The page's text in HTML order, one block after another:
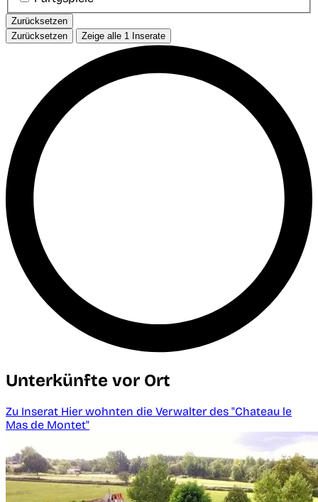
Zurücksetzen
Zurücksetzen
Zeige alle 1 Inserate
Unterkünfte vor Ort
Zu Inserat Hier wohnten die Verwalter des "Chateau le
Mas de Montet"